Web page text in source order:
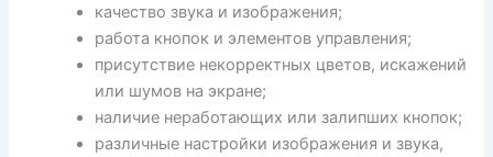
качество звука и изображения;
работа кнопок и элементов управления;
присутствие некорректных цветов, искажений
или шумов на экране;
наличие неработающих или залипших кнопок;
различные настройки изображения и звука,